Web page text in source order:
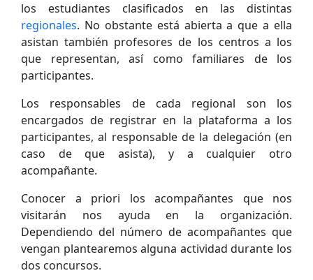
los estudiantes clasificados en las distintas
regionales. No obstante está abierta a que a ella
asistan también profesores de los centros a los
que representan, así como familiares de los
participantes.
Los responsables de cada regional son los
encargados de registrar en la plataforma a los
participantes, al responsable de la delegación (en
caso de que asista), y a cualquier otro
acompañante.
Conocer a priori los acompañantes que nos
visitarán nos ayuda en la organización.
Dependiendo del número de acompañantes que
vengan plantearemos alguna actividad durante los
dos concursos.